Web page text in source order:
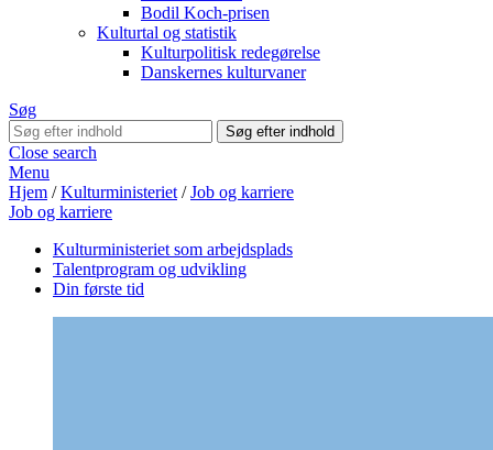
Bodil Koch-prisen
Kulturtal og statistik
Kulturpolitisk redegørelse
Danskernes kulturvaner
Søg
Close search
Menu
Hjem /Kulturministeriet /Job og karriere
Job og karriere
Kulturministeriet som arbejdsplads
Talentprogram og udvikling
Din første tid